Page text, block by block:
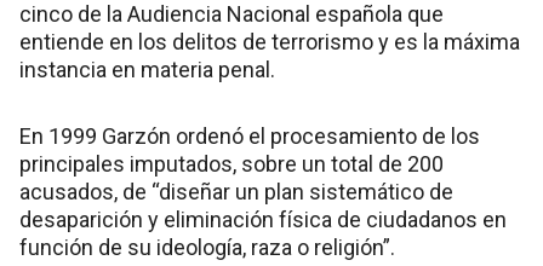
cinco de la Audiencia Nacional española que
entiende en los delitos de terrorismo y es la máxima
instancia en materia penal.
En 1999 Garzón ordenó el procesamiento de los
principales imputados, sobre un total de 200
acusados, de “diseñar un plan sistemático de
desaparición y eliminación física de ciudadanos en
función de su ideología, raza o religión”.